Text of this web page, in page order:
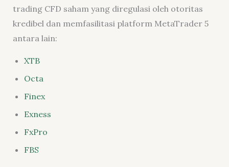
trading CFD saham yang diregulasi oleh otoritas
kredibel dan memfasilitasi platform MetaTrader 5
antara lain:
XTB
Octa
Finex
Exness
FxPro
FBS